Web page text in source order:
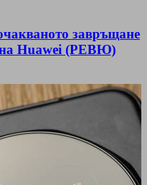
завръщане
на Huawei (РЕВЮ)